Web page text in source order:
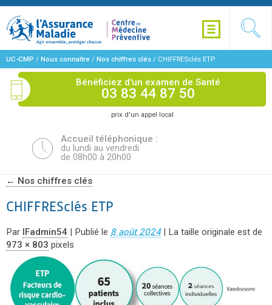
UC-CMP / Nous connaître / Nos chiffres clés / CHIFFRESclés ETP
Bénéficiez d'un examen de Santé
03 83 44 87 50
prix d'un appel local
Accueil téléphonique :
du lundi au vendredi
de 08h00 à 20h00
← Nos chiffres clés
CHIFFRESclés ETP
Par IFadmin54 | Publié le 8 août 2024 | La taille originale est de
973 × 803 pixels